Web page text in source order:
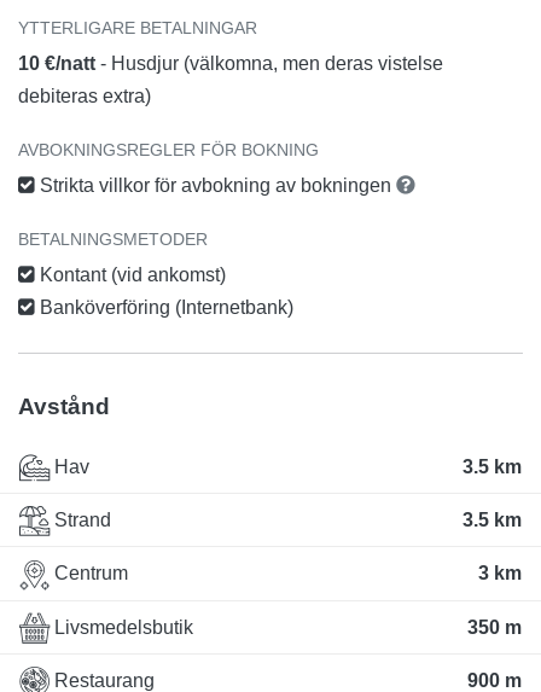
YTTERLIGARE BETALNINGAR
10 €/natt - Husdjur (välkomna, men deras vistelse
debiteras extra)
AVBOKNINGSREGLER FÖR BOKNING
Strikta villkor för avbokning av bokningen
BETALNINGSMETODER
Kontant (vid ankomst)
Banköverföring (Internetbank)
Avstånd
Hav 3.5 km
Strand 3.5 km
Centrum 3 km
Livsmedelsbutik 350 m
Restaurang 900 m